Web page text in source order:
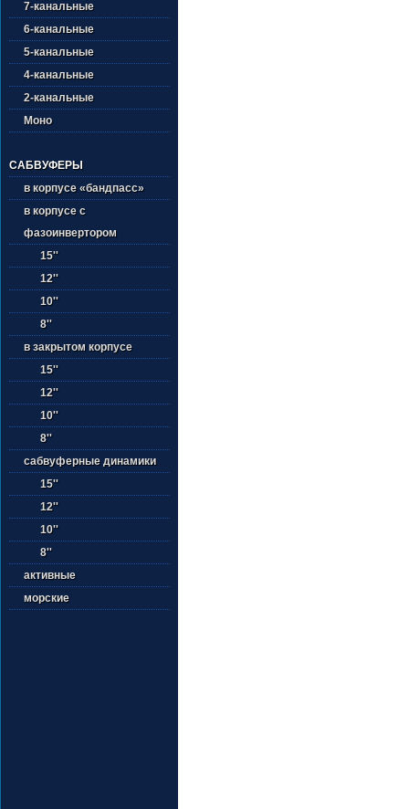
7-канальные
6-канальные
5-канальные
4-канальные
2-канальные
Моно
САБВУФЕРЫ
в корпусе «бандпасс»
в корпусе с
фазоинвертором
15''
12''
10''
8''
в закрытом корпусе
15''
12''
10''
8''
сабвуферные динамики
15''
12''
10''
8''
активные
морские